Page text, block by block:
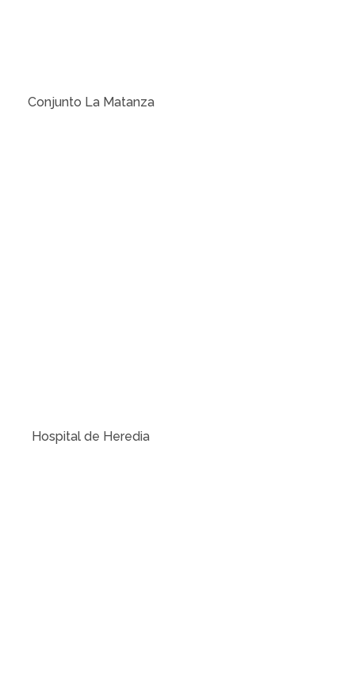
Conjunto La Matanza
Hospital de Heredia